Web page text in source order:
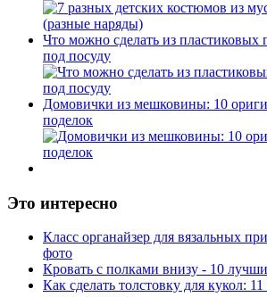
Что можно сделать из пластиковых
под посуду
Домовички из мешковины: 10
поделок
Это интересно
Класс органайзер для вязальных
фото
Кровать с полками внизу - 10
Как сделать толстовку для кукол: